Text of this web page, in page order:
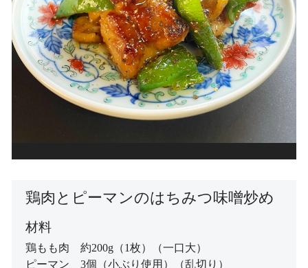
鶏肉とピーマンのはちみつ味噌炒め
材料
鶏もも肉 約200g（1枚）（一口大）
ピーマン 3個（小ぶり使用）（乱切り）